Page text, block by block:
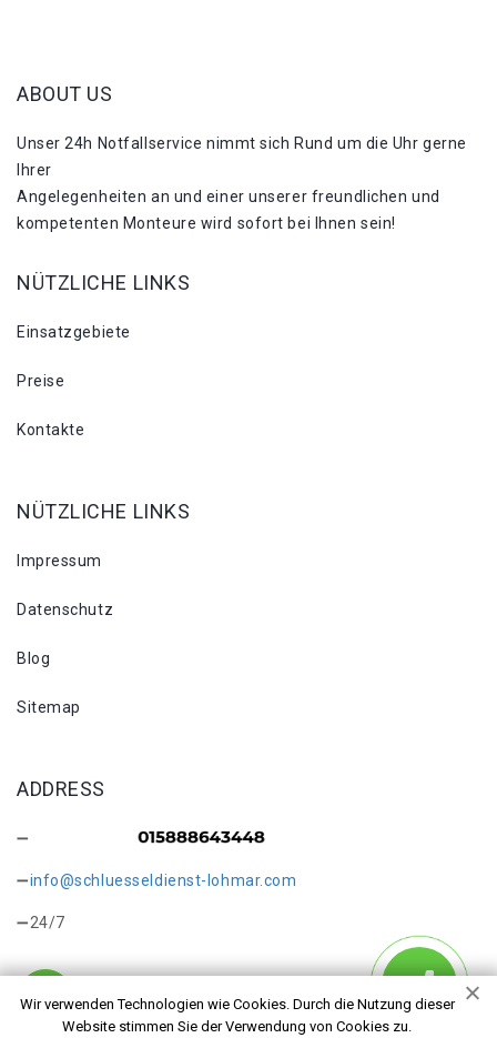
Wir verwenden Technologien wie Cookies. Durch die Nutzung dieser
Website stimmen Sie der Verwendung von Cookies zu.
ABOUT US
Unser 24h Notfallservice nimmt sich Rund um die Uhr gerne
Ihrer
Angelegenheiten an und einer unserer freundlichen und
kompetenten Monteure wird sofort bei Ihnen sein!
NÜTZLICHE LINKS
Einsatzgebiete
Preise
Kontakte
NÜTZLICHE LINKS
Impressum
Datenschutz
Blog
Sitemap
ADDRESS
info@schluesseldienst-lohmar.com
24/7